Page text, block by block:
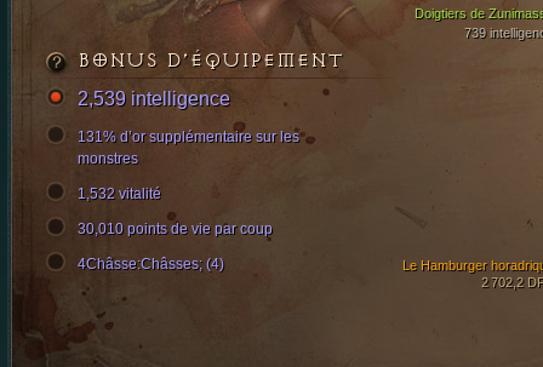
Doigtiers de
739
Le Hamburger
2 702,2
BONUS D’ÉQUIPEMENT
2,539 intelligence
131% d’or supplémentaire sur les
monstres
1,532 vitalité
30,010 points de vie par coup
4Châsse:Châsses; (4)